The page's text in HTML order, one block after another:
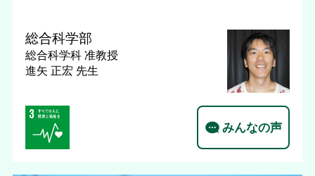
総合科学部
総合科学科 准教授
進矢 正宏 先生
みんなの声